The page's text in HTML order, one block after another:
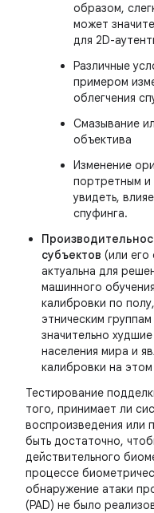
образом,
может
для 2D-
Различные
примером
облегчения
Смазывание
объектива
Изменение
портретным
увидеть,
спуфинга.
субъектов (или его
актуальна для
машинного
калибровки по
этническим
значительно
населения мира и
калибровки на
Тестирование
того, принимает ли
воспроизведения или
быть достаточно,
действительного
процессе
обнаружение атаки
(PAD) не было